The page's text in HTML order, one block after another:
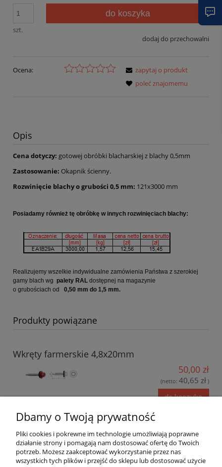
szt.
do koszyka
dodaj do przechowalni
Ocena:
zapytaj o produkt
poleć znajomemu
Opis
Cena dotyczy: gotowej obróbki blacharskiej z blachy 0,5mm
Zastosowanie: Okapnik ścienny.
Rozwinięcie blachy o grubości 0,5 mm: 121x3000 mm
Posiadamy również tę obróbkę w innych rozwinięciach blachy:
Realizujemy wszelkie indywidualne zamówienia Państwa z szerokiej
gamy blach wg palety RAL dostępnej na magazynie
o grubościach od
0,50 mm do 1,5 mm.
Produkty powiązane
Wkręty farmerskie 4,8x20mm
50,00 zł
(netto: 40,65 zł )
do koszyka
Wkręty farmerskie 4,8x35mm
42,00 zł
Dbamy o Twoją prywatność
Pliki cookies i pokrewne im technologie umożliwiają poprawne
działanie strony i pomagają nam dostosować ofertę do Twoich
potrzeb. Możesz zaakceptować wykorzystanie przez nas
wszystkich tych plików i przejść do sklepu lub dostosować użycie